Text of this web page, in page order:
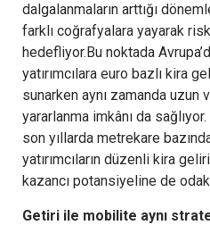
dalgalanmaların arttığı
farklı coğrafyalara yayarak
hedefliyor.Bu noktada
yatırımcılara euro bazlı kira
sunarken aynı zamanda uzun
yararlanma imkânı da
son yıllarda metrekare
yatırımcıların düzenli kira
kazancı potansiyeline de
Getiri ile mobilite aynı